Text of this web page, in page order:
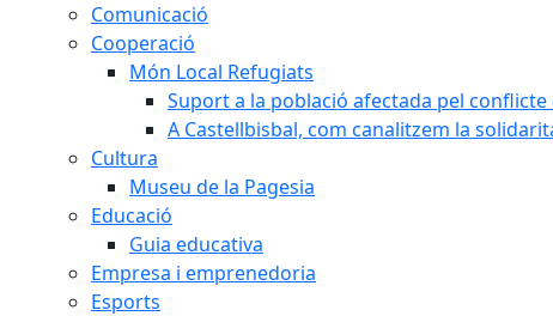
Comunicació
Cooperació
Món Local Refugiats
Suport a la població afectada pel conflicte
A Castellbisbal, com canalitzem la
Cultura
Museu de la Pagesia
Educació
Guia educativa
Empresa i emprenedoria
Esports